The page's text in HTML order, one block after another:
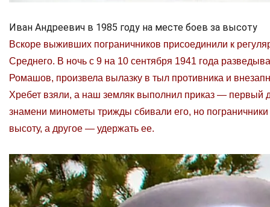
Иван Андреевич в 1985 году на месте боев за высоту
Вскоре выживших пограничников присоединили к
Среднего. В ночь с 9 на 10 сентября 1941 года
Ромашов, произвела вылазку в тыл противника и
Хребет взяли, а наш земляк выполнил приказ — первый
знамени минометы трижды сбивали его, но
высоту, а другое — удержать ее.